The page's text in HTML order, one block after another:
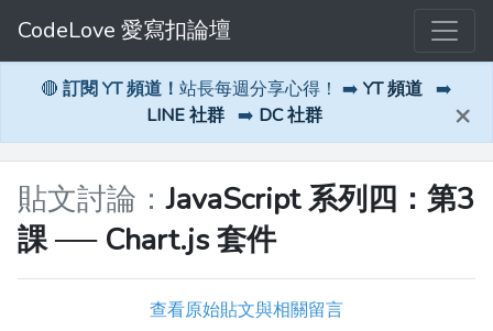
CodeLove 愛寫扣論壇
🔴 訂閱 YT 頻道！ 站長每週分享心得！ ➡️ YT 頻道 ➡️
LINE 社群 ➡️ DC 社群 ×
貼文討論：JavaScript 系列四：第3
課 ── Chart.js 套件
查看原始貼文與相關留言